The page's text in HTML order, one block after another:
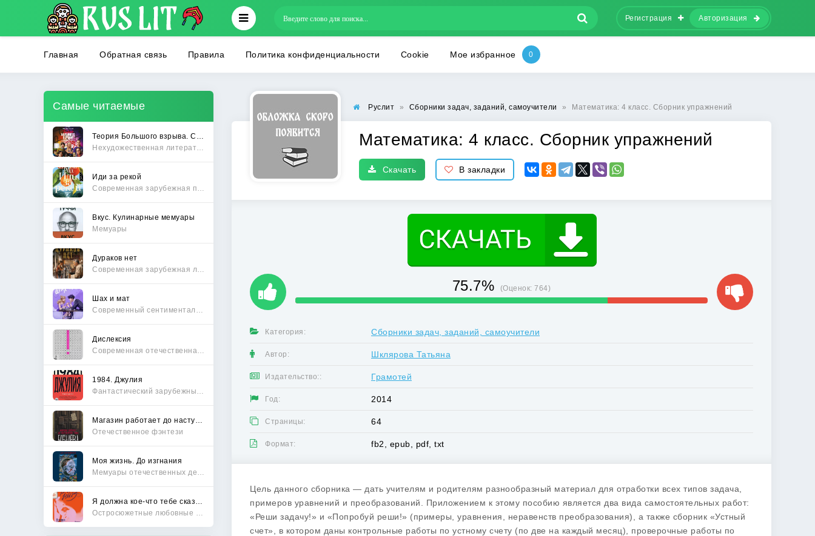
Регистрация Авторизация
Главная Обратная связь Правила Политика конфиденциальности Cookie Мое избранное
Самые читаемые
Иди за рекой
Вкус. Кулинарные мемуары
Мемуары
Дураков нет
Шах и мат
Дислексия
1984. Джулия
Отечественное фэнтези
Моя жизнь. До изгнания
Руслит » Сборники задач, заданий, самоучители » Математика: 4 класс. Сборник упражнений
Математика: 4 класс. Сборник упражнений
Скачать В закладки
75.7% (Оценок:764)
Категория: Сборники задач, заданий, самоучители
Автор: Шклярова Татьяна
Издательство:: Грамотей
Год: 2014
Страницы: 64
Формат: fb2, epub, pdf, txt
Цель данного сборника — дать учителям и родителям разнообразный материал для отработки всех типов задача,
примеров уравнений и преобразований. Приложением к этому пособию является два вида самостоятельных работ:
«Реши задачу!» и «Попробуй реши!» (примеры, уравнения, неравенств преобразования), а также сборник «Устный
счет», в котором даны контрольные работы по устному счету (по две на каждый месяц), проверочные работы по